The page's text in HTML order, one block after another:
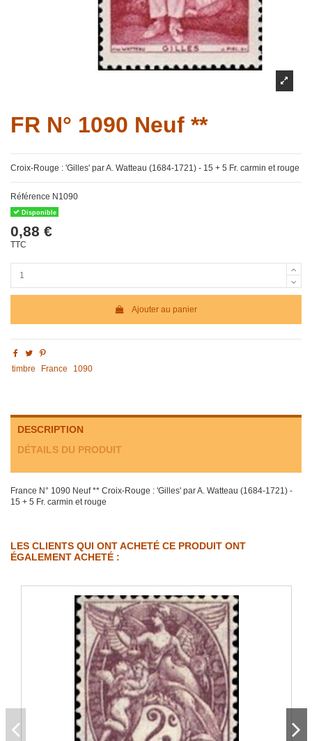
FR N° 1090 Neuf **
Croix-Rouge : 'Gilles' par A. Watteau (1684-1721) - 15 + 5 Fr. carmin et rouge
Référence N1090
Disponible
0,88 €
TTC
Ajouter au panier
timbre France 1090
DESCRIPTION
DÉTAILS DU PRODUIT
France N° 1090 Neuf ** Croix-Rouge : 'Gilles' par A. Watteau (1684-1721) -
15 + 5 Fr. carmin et rouge
LES CLIENTS QUI ONT ACHETÉ CE PRODUIT ONT
ÉGALEMENT ACHETÉ :